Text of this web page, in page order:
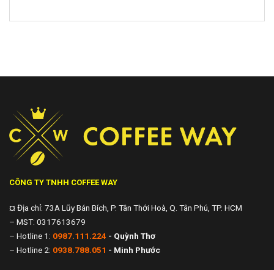
CÔNG TY TNHH COFFEE WAY
¤ Địa chỉ: 73A Lũy Bán Bích, P. Tân Thới Hoà, Q. Tân Phú, TP. HCM
– MST: 0317613679
– Hotline 1: 0987.111.224 - Quỳnh Thơ
– Hotline 2: 0938.788.051 - Minh Phước